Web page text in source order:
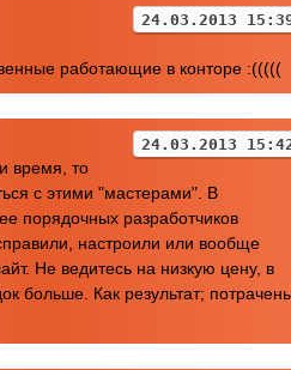
24.03.2013
работающие в конторе :(((((
24.03.2013
время, то
с этими "мастерами". В
порядочных разработчиков
настроили или вообще
Не ведитесь на низкую цену, в
больше. Как результат;